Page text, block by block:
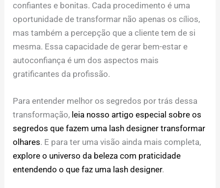
confiantes e bonitas. Cada procedimento é uma
oportunidade de transformar não apenas os cílios,
mas também a percepção que a cliente tem de si
mesma. Essa capacidade de gerar bem-estar e
autoconfiança é um dos aspectos mais
gratificantes da profissão.
Para entender melhor os segredos por trás dessa
transformação, leia nosso artigo especial sobre os
segredos que fazem uma lash designer transformar
olhares. E para ter uma visão ainda mais completa,
explore o universo da beleza com praticidade
entendendo o que faz uma lash designer.